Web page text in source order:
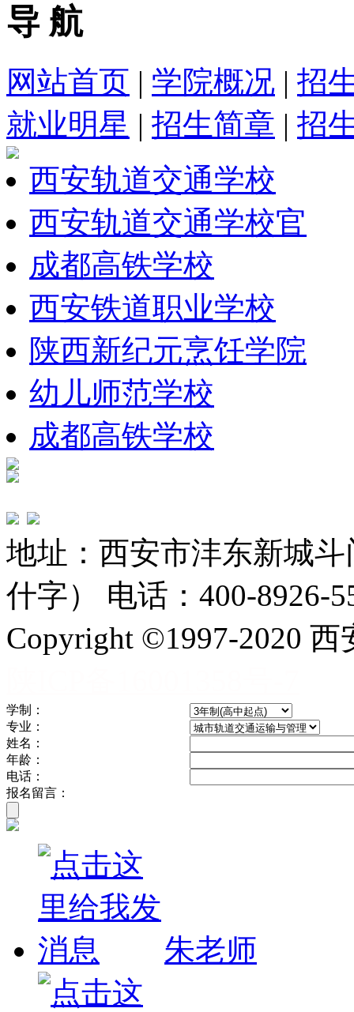
导 航
网站首页 | 学院概况 | 招
就业明星 | 招生简章 | 招
西安轨道交通学校
西安轨道交通学校官
成都高铁学校
西安铁道职业学校
陕西新纪元烹饪学院
幼儿师范学校
成都高铁学校
地址：西安市沣东新城
什字） 电话：400-8926-
Copyright ©1997-2020
学制：
专业：
姓名：
年龄：
电话：
报名留言：
朱老师